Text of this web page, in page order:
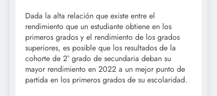
Dada la alta relación que existe entre el
rendimiento que un estudiante obtiene en los
primeros grados y el rendimiento de los grados
superiores, es posible que los resultados de la
cohorte de 2° grado de secundaria deban su
mayor rendimiento en 2022 a un mejor punto de
partida en los primeros grados de su escolaridad.